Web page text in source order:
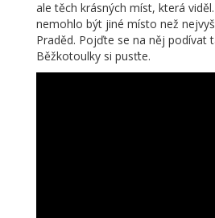
ale těch krásných míst, která
nemohlo být jiné místo než
Praděd. Pojďte se na něj podívat
Běžkotoulky si pusťte.